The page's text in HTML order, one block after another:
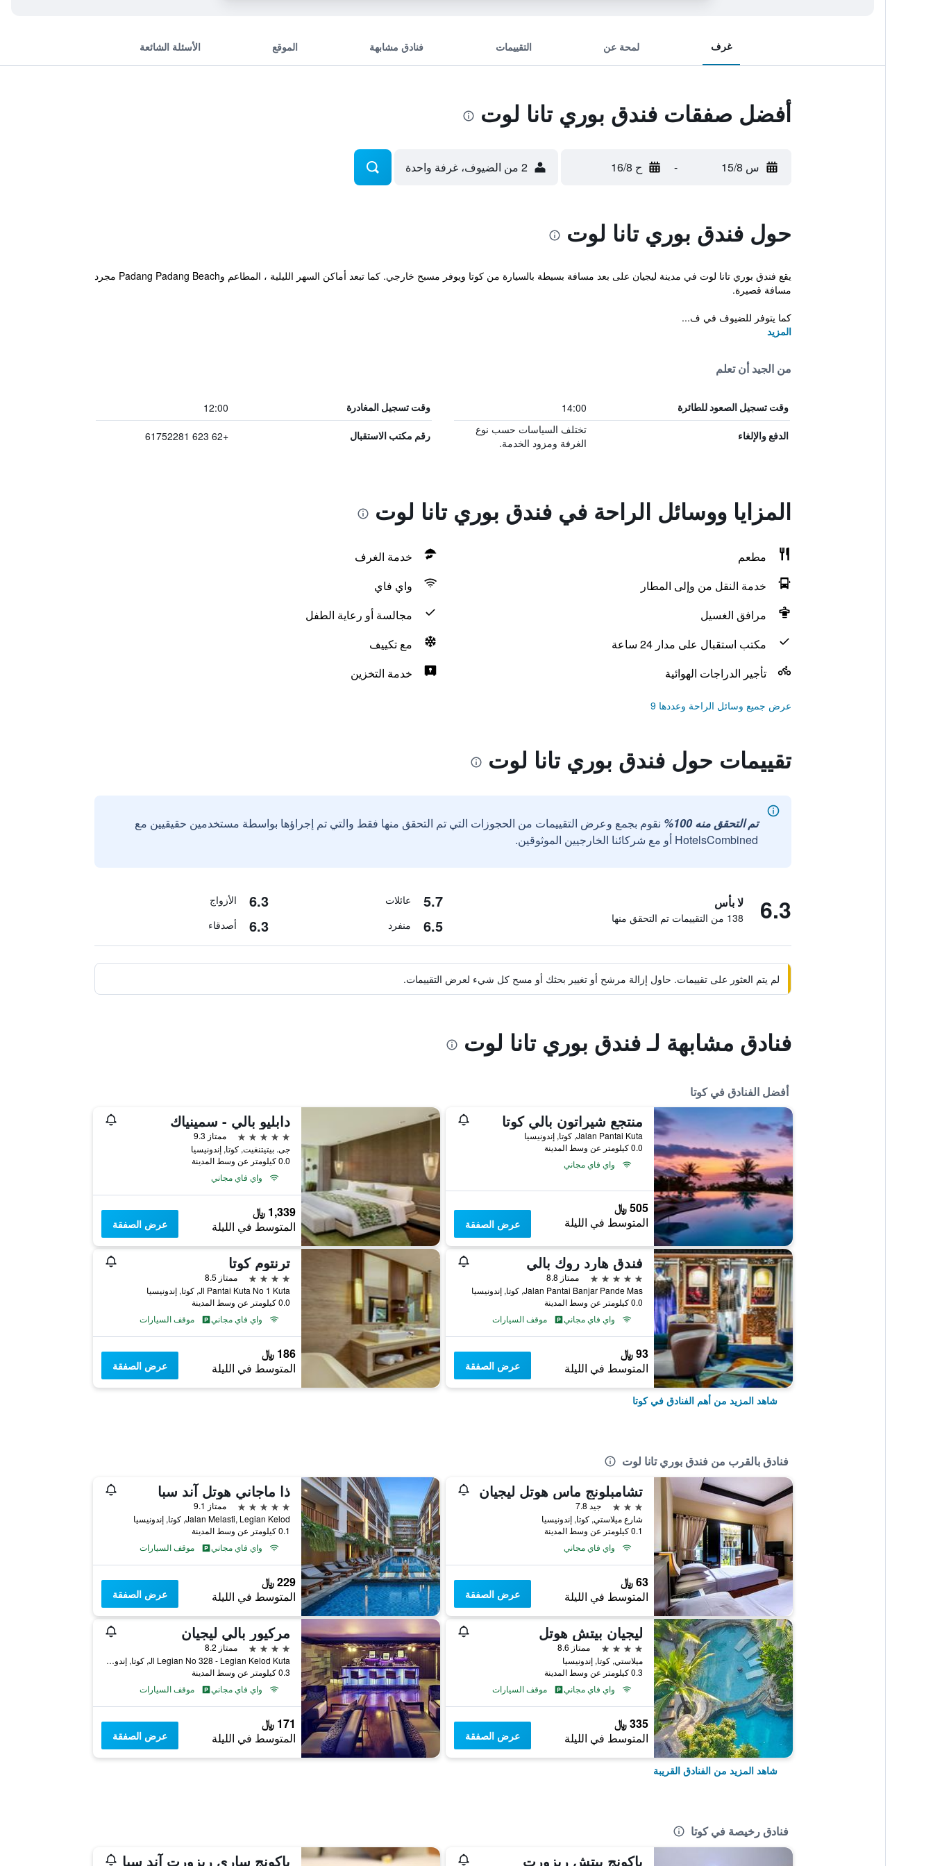
غرف لمحة عن التقييمات فنادق مشابهة الموقع الأسئلة الشائعة
أفضل صفقات فندق بوري تانا لوت
س 15/8 - ح 16/8 2 من الضيوف، غرفة واحدة
حول فندق بوري تانا لوت
يقع فندق بوري تانا لوت في مدينة ليجيان على بعد مسافة بسيطة بالسيارة من كوتا ويوفر مسبح خارجي. كما تبعد أماكن السهر الليلية ، المطاعم وPadang Padang Beach مجرد
مسافة قصيرة.
كما يتوفر للضيوف في ف...
المزيد
من الجيد أن تعلم
وقت تسجيل الصعود للطائرة 14:00 وقت تسجيل المغادرة 12:00
الدفع والإلغاء
تختلف السياسات حسب نوع
الغرفة ومزود الخدمة.
رقم مكتب الاستقبال +62 623 61752281
المزايا ووسائل الراحة في فندق بوري تانا لوت
مطعم
خدمة الغرف
خدمة النقل من وإلى المطار
واي فاي
مرافق الغسيل
مجالسة أو رعاية الطفل
مكتب استقبال على مدار 24 ساعة
مع تكييف
تأجير الدراجات الهوائية
خدمة التخزين
عرض جميع وسائل الراحة وعددها 9
تقييمات حول فندق بوري تانا لوت
تم التحقق منه 100%
نقوم بجمع وعرض التقييمات من الحجوزات التي تم التحقق منها فقط والتي تم إجراؤها بواسطة مستخدمين حقيقيين مع
HotelsCombined أو مع شركائنا الخارجيين الموثوقين.
6.3 لا بأس
138 من التقييمات تم التحقق منها
5.7 عائلات 6.3 الأزواج
6.5 منفرد 6.3 أصدقاء
لم يتم العثور على تقييمات. حاول إزالة مرشح أو تغيير بحثك أو مسح كل شيء لعرض التقييمات.
فنادق مشابهة لـ فندق بوري تانا لوت
أفضل الفنادق في كوتا
منتجع شيراتون بالي كوتا
Jalan Pantai Kuta, كوتا, إندونيسيا
0.0 كيلومتر عن وسط المدينة
واي فاي مجاني
505 ﷼
المتوسط في الليلة عرض الصفقة
دابليو بالي - سمينياك
5 نجوم
ممتاز 9.3
جى. بيتيتنغيت, كوتا, إندونيسيا
0.0 كيلومتر عن وسط المدينة
واي فاي مجاني
1,339 ﷼
المتوسط في الليلة عرض الصفقة
فندق هارد روك بالي
5 نجوم
ممتاز 8.8
Jalan Pantai Banjar Pande Mas, كوتا, إندونيسيا
0.0 كيلومتر عن وسط المدينة
واي فاي مجاني
موقف السيارات
93 ﷼
المتوسط في الليلة عرض الصفقة
ترنتوم كوتا
4 نجوم
ممتاز 8.5
Jl Pantai Kuta No 1 Kuta, كوتا, إندونيسيا
0.0 كيلومتر عن وسط المدينة
واي فاي مجاني
موقف السيارات
186 ﷼
المتوسط في الليلة عرض الصفقة
شاهد المزيد من أهم الفنادق في كوتا
فنادق بالقرب من فندق بوري تانا لوت
تشامبلونج ماس هوتل ليجيان
3 نجوم
جيد 7.8
شارع ميلاستي, كوتا, إندونيسيا
0.1 كيلومتر عن وسط المدينة
واي فاي مجاني
63 ﷼
المتوسط في الليلة عرض الصفقة
ذا ماجاني هوتل آند سبا
5 نجوم
ممتاز 9.1
Jalan Melasti, Legian Kelod, كوتا, إندونيسيا
0.1 كيلومتر عن وسط المدينة
واي فاي مجاني
موقف السيارات
229 ﷼
المتوسط في الليلة عرض الصفقة
ليجيان بيتش هوتل
4 نجوم
ممتاز 8.6
ميلاستي, كوتا, إندونيسيا
0.3 كيلومتر عن وسط المدينة
واي فاي مجاني
موقف السيارات
335 ﷼
المتوسط في الليلة عرض الصفقة
مركيور بالي ليجيان
4 نجوم
ممتاز 8.2
Jl Legian No 328 - Legian Kelod Kuta, كوتا, إندونيسيا
0.3 كيلومتر عن وسط المدينة
واي فاي مجاني
موقف السيارات
171 ﷼
المتوسط في الليلة عرض الصفقة
شاهد المزيد من الفنادق القريبة
فنادق رخيصة في كوتا
باكونج بيتش ريزورت باكونج ساري ريزورت آند سبا